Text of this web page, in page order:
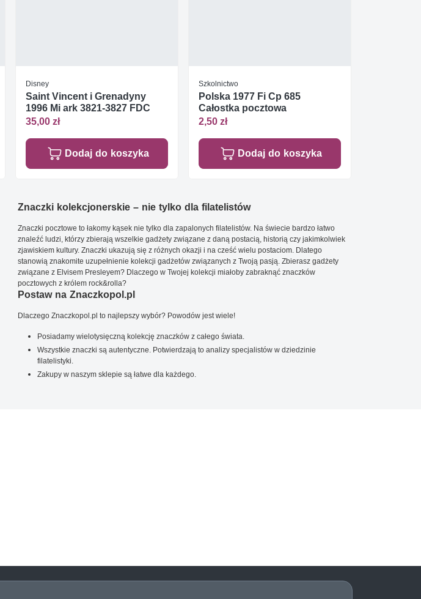
Disney
Saint Vincent i Grenadyny
1996 Mi ark 3821-3827 FDC
35,00 zł
Dodaj do koszyka
Szkolnictwo
Polska 1977 Fi Cp 685
Całostka pocztowa
2,50 zł
Dodaj do koszyka
Znaczki kolekcjonerskie – nie tylko dla filatelistów
Znaczki pocztowe to łakomy kąsek nie tylko dla zapalonych filatelistów. Na świecie bardzo łatwo
znaleźć ludzi, którzy zbierają wszelkie gadżety związane z daną postacią, historią czy jakimkolwiek
zjawiskiem kultury. Znaczki ukazują się z różnych okazji i na cześć wielu postaciom. Dlatego
stanowią znakomite uzupełnienie kolekcji gadżetów związanych z Twoją pasją. Zbierasz gadżety
związane z Elvisem Presleyem? Dlaczego w Twojej kolekcji miałoby zabraknąć znaczków
pocztowych z królem rock&rolla?
Postaw na Znaczkopol.pl
Dlaczego Znaczkopol.pl to najlepszy wybór? Powodów jest wiele!
Posiadamy wielotysięczną kolekcję znaczków z całego świata.
Wszystkie znaczki są autentyczne. Potwierdzają to analizy specjalistów w dziedzinie
filatelistyki.
Zakupy w naszym sklepie są łatwe dla każdego.